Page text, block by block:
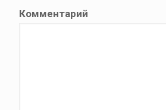
Комментарий